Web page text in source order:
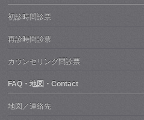
初診時問診票
再診時問診票
カウンセリング問診票
FAQ・地図・Contact
地図／連絡先